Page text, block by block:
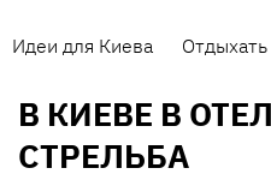
Идеи для Киева
В КИЕВЕ В
СТРЕЛЬБА